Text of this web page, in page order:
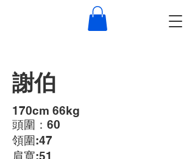
謝伯
​170cm 66kg
頭圍：60
領圍:47
肩寬:51